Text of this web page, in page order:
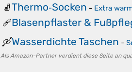
🧦Thermo‑Socken - Extra
🩹Blasenpflaster &
🛶Wasserdichte Taschen -
Als Amazon-Partner verdient diese Seite an